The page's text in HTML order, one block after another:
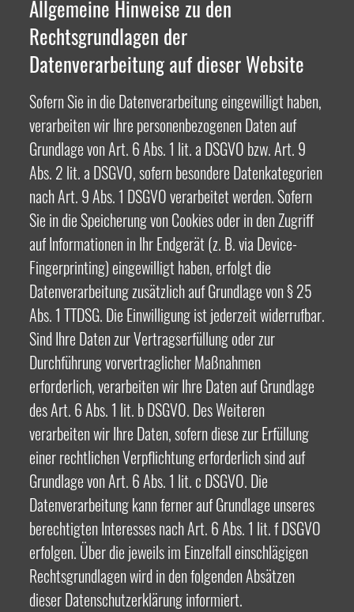
Allgemeine Hinweise zu den
Rechtsgrundlagen der
Datenverarbeitung auf dieser Website
Sofern Sie in die Datenverarbeitung eingewilligt haben,
verarbeiten wir Ihre personenbezogenen Daten auf
Grundlage von Art. 6 Abs. 1 lit. a DSGVO bzw. Art. 9
Abs. 2 lit. a DSGVO, sofern besondere Datenkategorien
nach Art. 9 Abs. 1 DSGVO verarbeitet werden. Sofern
Sie in die Speicherung von Cookies oder in den Zugriff
auf Informationen in Ihr Endgerät (z. B. via Device-
Fingerprinting) eingewilligt haben, erfolgt die
Datenverarbeitung zusätzlich auf Grundlage von § 25
Abs. 1 TTDSG. Die Einwilligung ist jederzeit widerrufbar.
Sind Ihre Daten zur Vertragserfüllung oder zur
Durchführung vorvertraglicher Maßnahmen
erforderlich, verarbeiten wir Ihre Daten auf Grundlage
des Art. 6 Abs. 1 lit. b DSGVO. Des Weiteren
verarbeiten wir Ihre Daten, sofern diese zur Erfüllung
einer rechtlichen Verpflichtung erforderlich sind auf
Grundlage von Art. 6 Abs. 1 lit. c DSGVO. Die
Datenverarbeitung kann ferner auf Grundlage unseres
berechtigten Interesses nach Art. 6 Abs. 1 lit. f DSGVO
erfolgen. Über die jeweils im Einzelfall einschlägigen
Rechtsgrundlagen wird in den folgenden Absätzen
dieser Datenschutzerklärung informiert.